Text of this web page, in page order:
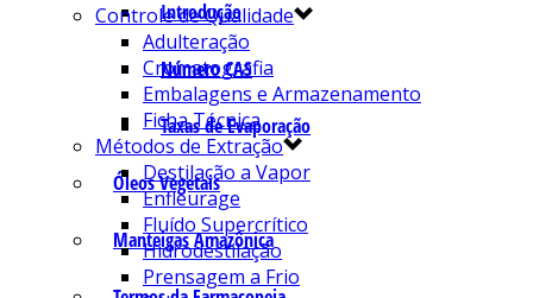
Introdução
Número CAS
Taxas de Evaporação
Óleos Vegetais
Manteigas Amazônica
Controle de Qualidade
Adulteração
Cromatografia
Embalagens e Armazenamento
Ficha Técnica
Métodos de Extração
Destilação a Vapor
Enfleurage
Fluído Supercrítico
Hidrodestilação
Prensagem a Frio